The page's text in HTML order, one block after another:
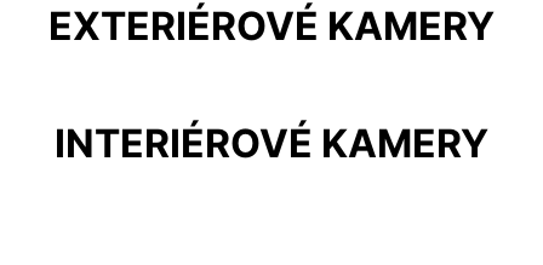
EXTERIÉROVÉ KAMERY
INTERIÉROVÉ KAMERY